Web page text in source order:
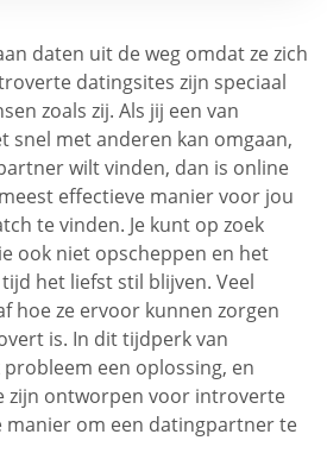
daten uit de weg omdat ze zich
datingsites zijn speciaal
zoals zij. Als jij een van
snel met anderen kan omgaan,
wilt vinden, dan is online
effectieve manier voor jou
te vinden. Je kunt op zoek
ook niet opscheppen en het
het liefst stil blijven. Veel
hoe ze ervoor kunnen zorgen
is. In dit tijdperk van
een ​​oplossing, en
zijn ontworpen voor introverte
manier om een ​​datingpartner te